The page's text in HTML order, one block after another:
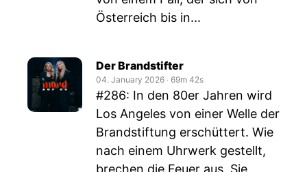
Österreich bis in...
Der Brandstifter
04. January 2026 ‧ 69m 42s
#286: In den 80er Jahren wird
Los Angeles von einer Welle der
Brandstiftung erschüttert. Wie
nach einem Uhrwerk gestellt,
brechen die Feuer aus. Sie